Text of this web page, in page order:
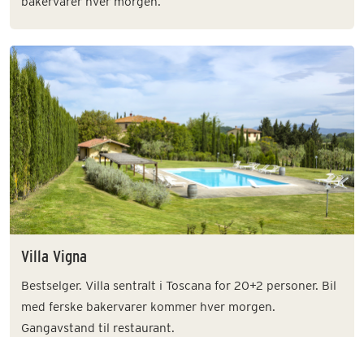
Villa Vigna
Bestselger. Villa sentralt i Toscana for 20+2 personer. Bil
med ferske bakervarer kommer hver morgen.
Gangavstand til restaurant.